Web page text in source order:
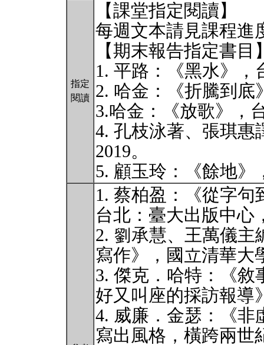
指定
閱讀
【課堂指定閱讀】
每週文本請見課程進
【期末報告指定書目
1. 平路：《黑水》，
2. 哈金：《折騰到底
3.哈金：《放歌》，
4. 孔枝泳著、張琪惠
2019。
5. 顧玉玲：《餘地》
1. 蔡柏盈：《從字
台北：臺大出版中心
2. 劉承慧、王萬儀主
寫作》，國立清華大
3. 傑克．哈特：《敘
好又叫座的採訪報導
4. 威廉．金瑟：《非
寫出風格，橫跨兩世